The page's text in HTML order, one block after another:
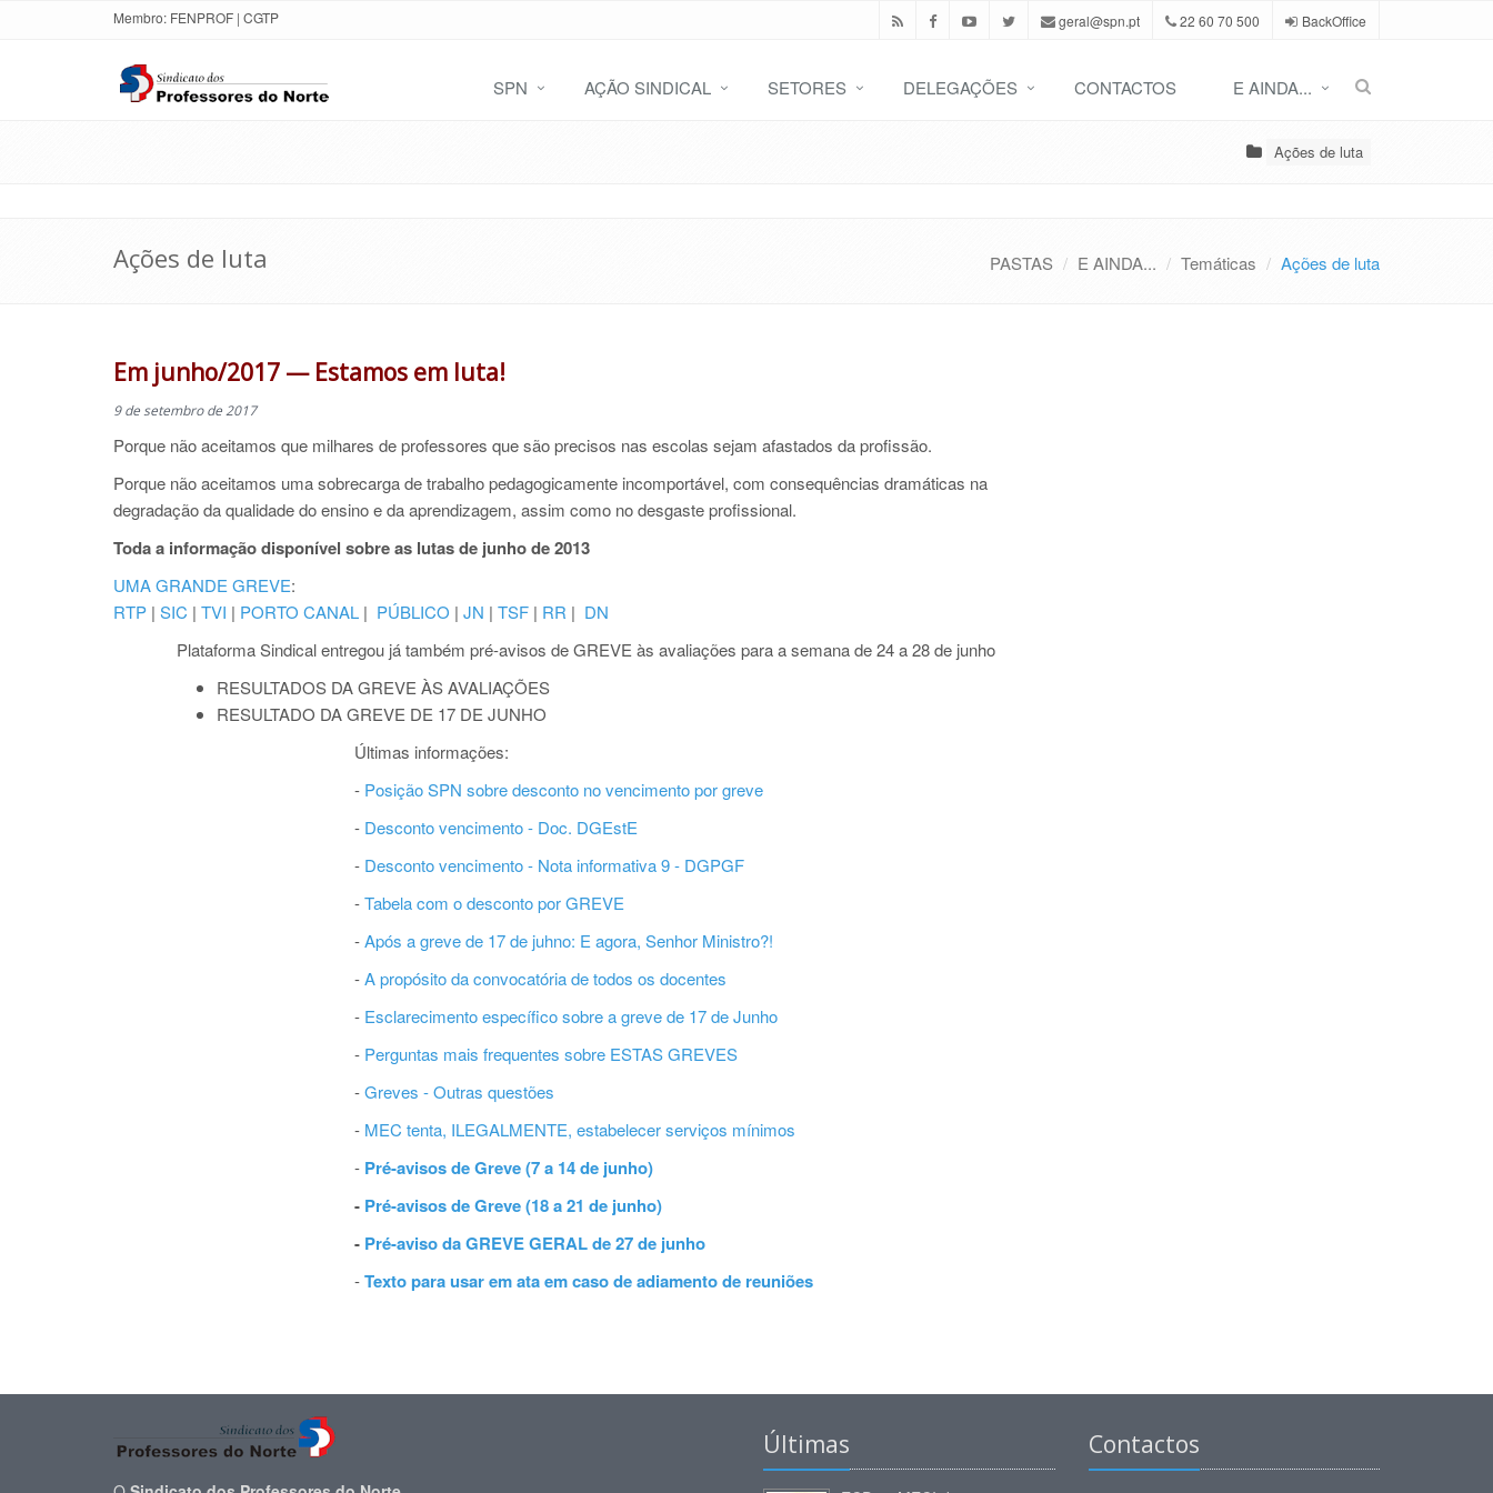
Membro: FENPROF | CGTP geral@spn.pt 22 60 70 500 BackOffice
SPN AÇÃO SINDICAL SETORES DELEGAÇÕES CONTACTOS E AINDA...
Ações de luta
Ações de luta PASTAS E AINDA... Temáticas Ações de luta
Em junho/2017 — Estamos em luta!
9 de setembro de 2017
Porque não aceitamos que milhares de professores que são precisos nas escolas sejam afastados da profissão.
Porque não aceitamos uma sobrecarga de trabalho pedagogicamente incomportável, com consequências dramáticas na
degradação da qualidade do ensino e da aprendizagem, assim como no desgaste profissional.
Toda a informação disponível sobre as lutas de junho de 2013
UMA GRANDE GREVE:
RTP | SIC | TVI | PORTO CANAL | PÚBLICO | JN | TSF | RR | DN
Plataforma Sindical entregou já também pré-avisos de GREVE às avaliações para a semana de 24 a 28 de junho
RESULTADOS DA GREVE ÀS AVALIAÇÕES
RESULTADO DA GREVE DE 17 DE JUNHO
Últimas informações:
- Posição SPN sobre desconto no vencimento por greve
- Desconto vencimento - Doc. DGEstE
- Desconto vencimento - Nota informativa 9 - DGPGF
-Tabela com o desconto por GREVE
- Após a greve de 17 de juhno: E agora, Senhor Ministro?!
- A propósito da convocatória de todos os docentes
- Esclarecimento específico sobre a greve de 17 de Junho
- Perguntas mais frequentes sobre ESTAS GREVES
- Greves - Outras questões
- MEC tenta, ILEGALMENTE, estabelecer serviços mínimos
- Pré-avisos de Greve (7 a 14 de junho)
- Pré-avisos de Greve (18 a 21 de junho)
- Pré-aviso da GREVE GERAL de 27 de junho
- Texto para usar em ata em caso de adiamento de reuniões
Últimas Contactos